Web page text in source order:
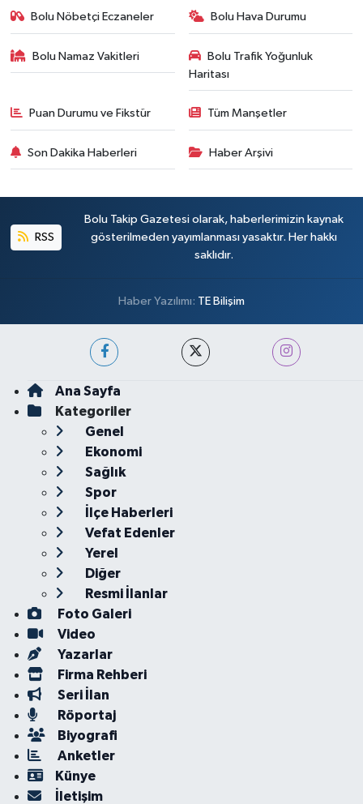
Bolu Nöbetçi Eczaneler Bolu Hava Durumu
Bolu Namaz Vakitleri
Bolu Trafik Yoğunluk
Haritası
Puan Durumu ve Fikstür Tüm Manşetler
Son Dakika Haberleri Haber Arşivi
RSS
Bolu Takip Gazetesi olarak, haberlerimizin kaynak
gösterilmeden yayımlanması yasaktır. Her hakkı
saklıdır.
Haber Yazılımı: TE Bilişim
Ana Sayfa
Kategoriler
Genel
Ekonomi
Sağlık
Spor
İlçe Haberleri
Vefat Edenler
Yerel
Diğer
Resmi İlanlar
Foto Galeri
Video
Yazarlar
Firma Rehberi
Seri İlan
Röportaj
Biyografi
Anketler
Künye
İletişim